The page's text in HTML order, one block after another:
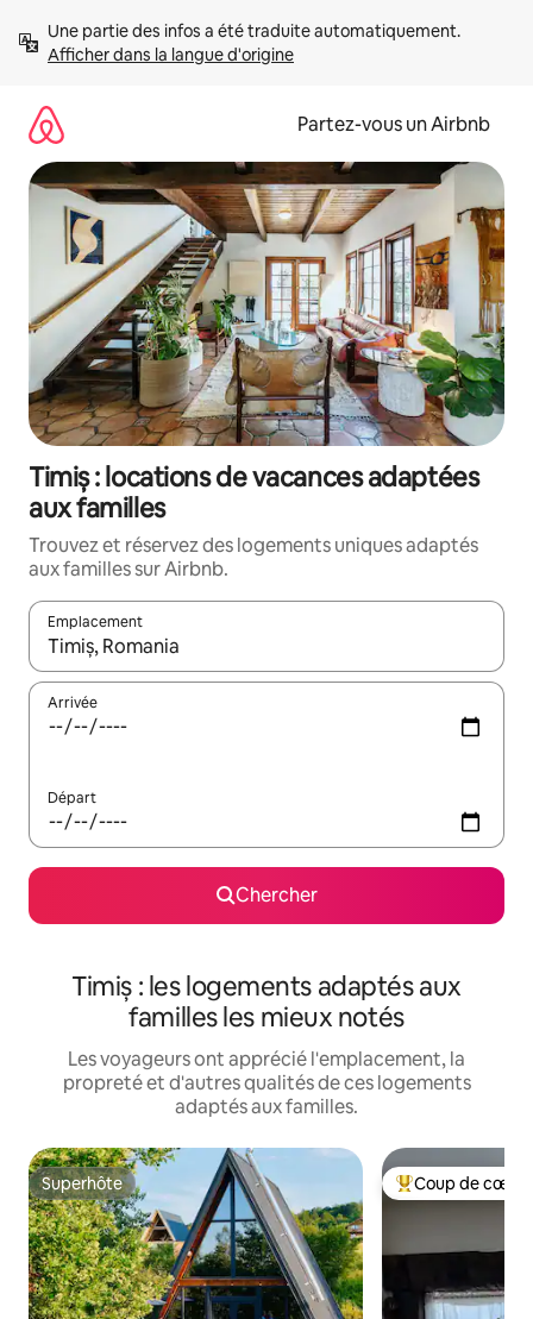
directement
Afficher dans la langue d'origine
Partez-vous un Airbnb
Timiș : locations de vacances adaptées
aux familles
Trouvez et réservez des logements uniques adaptés
aux familles sur Airbnb.
Emplacement
Quand les résultats sont affichés, parcourez-les en utilisant
Arrivée
Départ
Chercher
Timiș : les logements adaptés aux
familles les mieux notés
Les voyageurs ont apprécié l'emplacement, la
propreté et d'autres qualités de ces logements
adaptés aux familles.
Superhôte
Superhôte Coup de cœur
Coup de cœur